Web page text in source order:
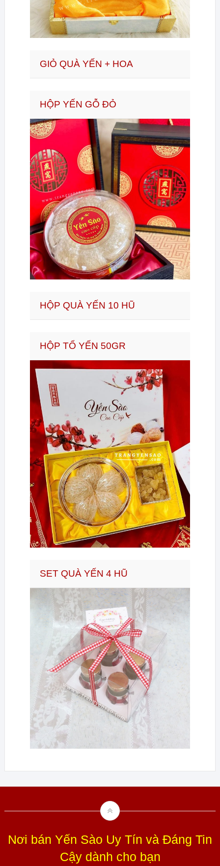
GIỎ QUÀ YẾN + HOA
HỘP YẾN GỖ ĐỎ
HỘP QUÀ YẾN 10 HŨ
HỘP TỔ YẾN 50GR
SET QUÀ YẾN 4 HŨ
Nơi bán Yến Sào Uy Tín và Đáng Tin
Cậy dành cho bạn